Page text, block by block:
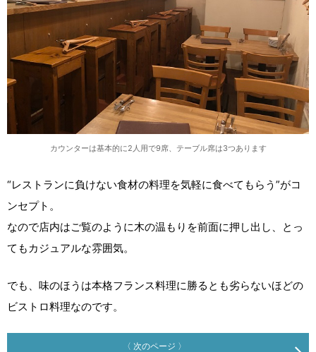
カウンターは基本的に2人用で9席、テーブル席は3つあります
“レストランに負けない食材の料理を気軽に食べてもらう”がコ
ンセプト。
なので店内はご覧のように木の温もりを前面に押し出し、とっ
てもカジュアルな雰囲気。
でも、味のほうは本格フランス料理に勝るとも劣らないほどの
ビストロ料理なのです。
〈 次のページ 〉